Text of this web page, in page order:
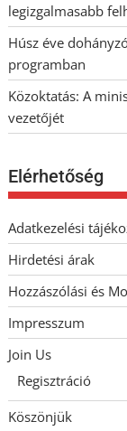
legizgalmasabb
Húsz éve
programban
Közoktatás: A
vezetőjét
Elérhetőség
Adatkezelési
Hirdetési árak
Hozzászólási és
Impresszum
Join Us
Regisztráció
Köszönjük